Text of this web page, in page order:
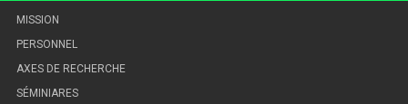
MISSION
PERSONNEL
AXES DE RECHERCHE
SÉMINIARES